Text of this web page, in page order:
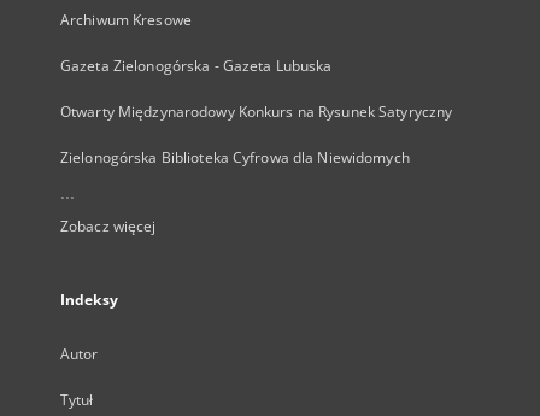
Archiwum Kresowe
Gazeta Zielonogórska - Gazeta Lubuska
Otwarty Międzynarodowy Konkurs na Rysunek Satyryczny
Zielonogórska Biblioteka Cyfrowa dla Niewidomych
...
Zobacz więcej
Indeksy
Autor
Tytuł